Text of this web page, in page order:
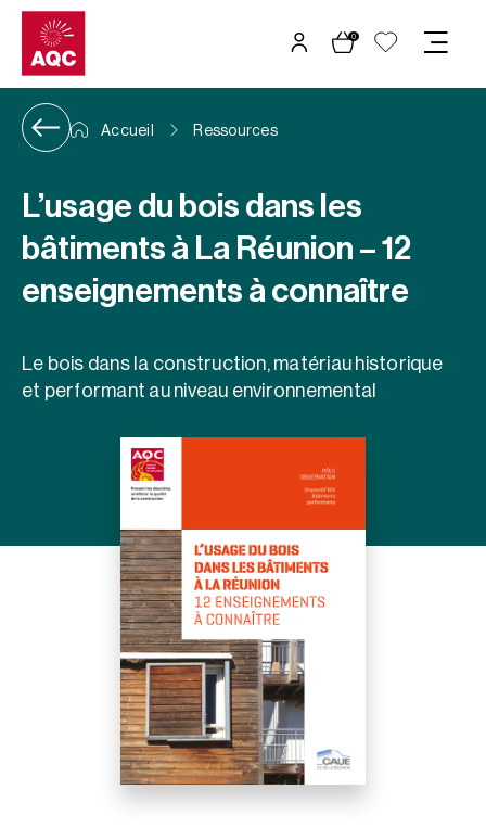
Panneau de gestion des cookies
0
Accueil Ressources
L’usage du bois dans les
bâtiments à La Réunion – 12
enseignements à connaître
Le bois dans la construction, matériau historique
et performant au niveau environnemental